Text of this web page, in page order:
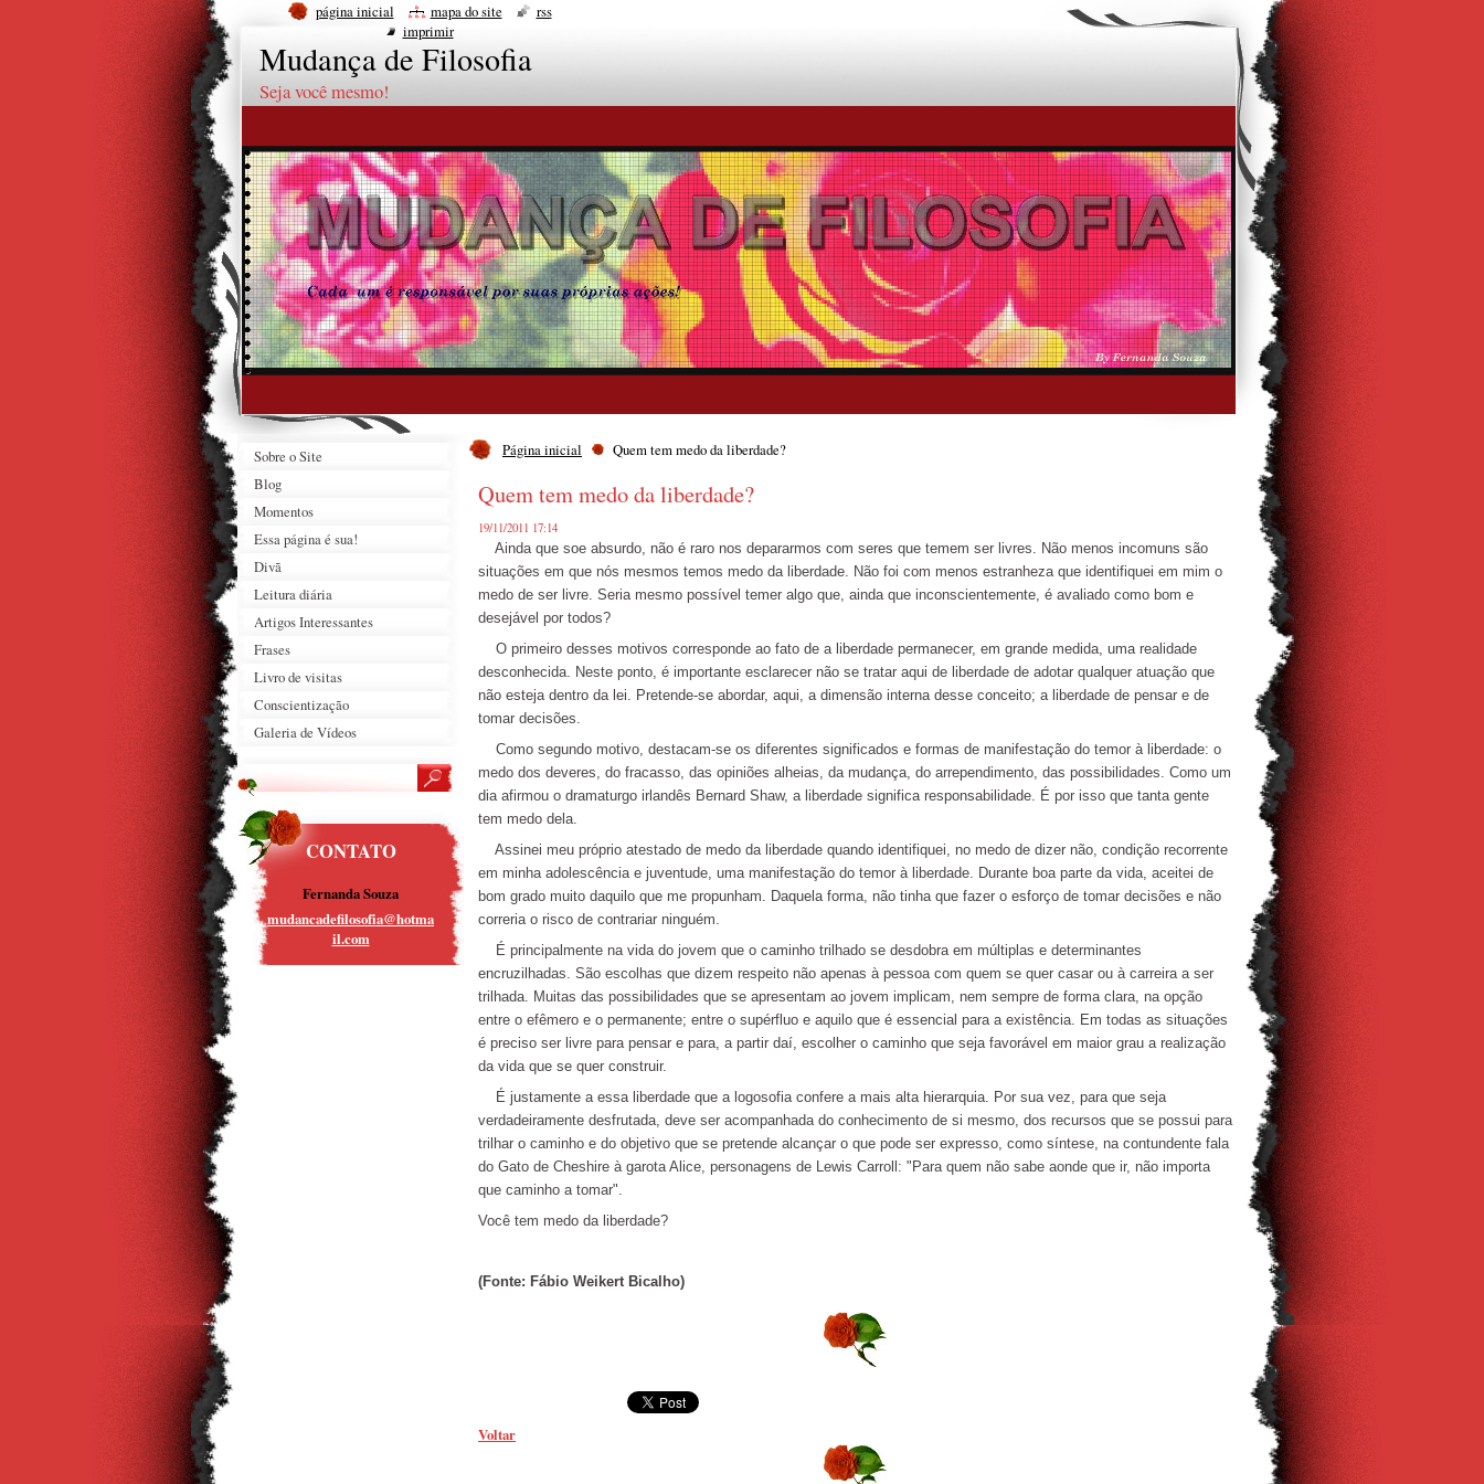
Mudança de Filosofia
Seja você mesmo!
Página inicial Quem tem medo da liberdade?
Quem tem medo da liberdade?
19/11/2011 17:14
Ainda que soe absurdo, não é raro nos depararmos com seres que temem ser livres. Não menos incomuns são
situações em que nós mesmos temos medo da liberdade. Não foi com menos estranheza que identifiquei em mim o
medo de ser livre. Seria mesmo possível temer algo que, ainda que inconscientemente, é avaliado como bom e
desejável por todos?
O primeiro desses motivos corresponde ao fato de a liberdade permanecer, em grande medida, uma realidade
desconhecida. Neste ponto, é importante esclarecer não se tratar aqui de liberdade de adotar qualquer atuação que
não esteja dentro da lei. Pretende-se abordar, aqui, a dimensão interna desse conceito; a liberdade de pensar e de
tomar decisões.
Como segundo motivo, destacam-se os diferentes significados e formas de manifestação do temor à liberdade: o
medo dos deveres, do fracasso, das opiniões alheias, da mudança, do arrependimento, das possibilidades. Como um
dia afirmou o dramaturgo irlandês Bernard Shaw, a liberdade significa responsabilidade. É por isso que tanta gente
tem medo dela.
Assinei meu próprio atestado de medo da liberdade quando identifiquei, no medo de dizer não, condição recorrente
em minha adolescência e juventude, uma manifestação do temor à liberdade. Durante boa parte da vida, aceitei de
bom grado muito daquilo que me propunham. Daquela forma, não tinha que fazer o esforço de tomar decisões e não
correria o risco de contrariar ninguém.
É principalmente na vida do jovem que o caminho trilhado se desdobra em múltiplas e determinantes
encruzilhadas. São escolhas que dizem respeito não apenas à pessoa com quem se quer casar ou à carreira a ser
trilhada. Muitas das possibilidades que se apresentam ao jovem implicam, nem sempre de forma clara, na opção
entre o efêmero e o permanente; entre o supérfluo e aquilo que é essencial para a existência. Em todas as situações
é preciso ser livre para pensar e para, a partir daí, escolher o caminho que seja favorável em maior grau a realização
da vida que se quer construir.
É justamente a essa liberdade que a logosofia confere a mais alta hierarquia. Por sua vez, para que seja
verdadeiramente desfrutada, deve ser acompanhada do conhecimento de si mesmo, dos recursos que se possui para
trilhar o caminho e do objetivo que se pretende alcançar o que pode ser expresso, como síntese, na contundente fala
do Gato de Cheshire à garota Alice, personagens de Lewis Carroll: "Para quem não sabe aonde que ir, não importa
que caminho a tomar".
Você tem medo da liberdade?
(Fonte: Fábio Weikert Bicalho)
Voltar
Sobre o Site
Blog
Momentos
Essa página é sua!
Divã
Leitura diária
Artigos Interessantes
Frases
Livro de visitas
Conscientização
Galeria de Vídeos
CONTATO
Fernanda Souza
mudancadefilosofia@hotma
il.com
página inicial mapa do site
rss
imprimir